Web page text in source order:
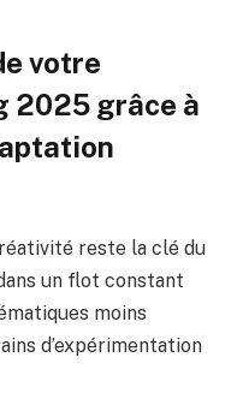
votre
2025 grâce à
reste la clé du
un flot constant
moins
d’expérimentation